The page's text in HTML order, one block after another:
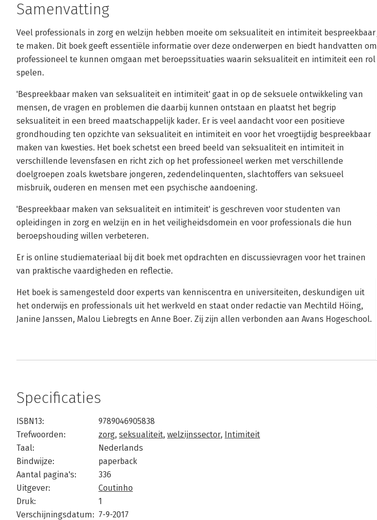
Samenvatting
Veel professionals in zorg en welzijn hebben moeite om seksualiteit en intimiteit bespreekbaar
te maken. Dit boek geeft essentiële informatie over deze onderwerpen en biedt handvatten om
professioneel te kunnen omgaan met beroepssituaties waarin seksualiteit en intimiteit een rol
spelen.
'Bespreekbaar maken van seksualiteit en intimiteit' gaat in op de seksuele ontwikkeling van
mensen, de vragen en problemen die daarbij kunnen ontstaan en plaatst het begrip
seksualiteit in een breed maatschappelijk kader. Er is veel aandacht voor een positieve
grondhouding ten opzichte van seksualiteit en intimiteit en voor het vroegtijdig bespreekbaar
maken van kwesties. Het boek schetst een breed beeld van seksualiteit en intimiteit in
verschillende levensfasen en richt zich op het professioneel werken met verschillende
doelgroepen zoals kwetsbare jongeren, zedendelinquenten, slachtoffers van seksueel
misbruik, ouderen en mensen met een psychische aandoening.
'Bespreekbaar maken van seksualiteit en intimiteit' is geschreven voor studenten van
opleidingen in zorg en welzijn en in het veiligheidsdomein en voor professionals die hun
beroepshouding willen verbeteren.
Er is online studiemateriaal bij dit boek met opdrachten en discussievragen voor het trainen
van praktische vaardigheden en reflectie.
Het boek is samengesteld door experts van kenniscentra en universiteiten, deskundigen uit
het onderwijs en professionals uit het werkveld en staat onder redactie van Mechtild Höing,
Janine Janssen, Malou Liebregts en Anne Boer. Zij zijn allen verbonden aan Avans Hogeschool.
Specificaties
ISBN13:
9789046905838
Trefwoorden:
zorg, seksualiteit, welzijnssector, Intimiteit
Taal:
Nederlands
Bindwijze:
paperback
Aantal pagina's:
336
Uitgever:
Coutinho
Druk:
1
Verschijningsdatum: 7-9-2017